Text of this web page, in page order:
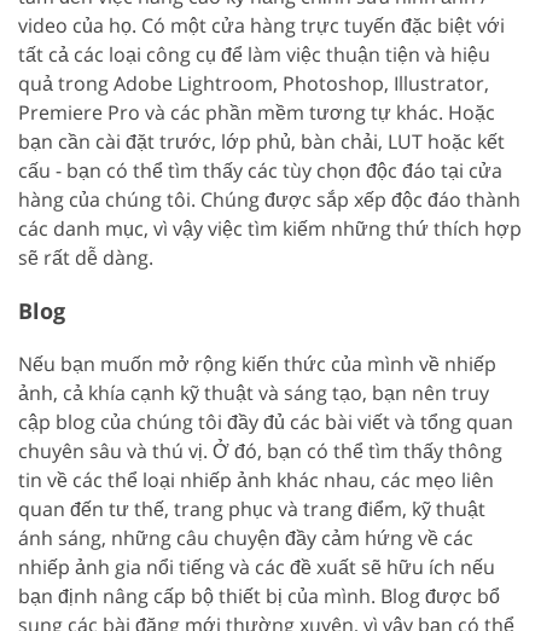
video của họ. Có một cửa hàng trực tuyến đặc biệt với
tất cả các loại công cụ để làm việc thuận tiện và hiệu
quả trong Adobe Lightroom, Photoshop, Illustrator,
Premiere Pro và các phần mềm tương tự khác. Hoặc
bạn cần cài đặt trước, lớp phủ, bàn chải, LUT hoặc kết
cấu - bạn có thể tìm thấy các tùy chọn độc đáo tại cửa
hàng của chúng tôi. Chúng được sắp xếp độc đáo thành
các danh mục, vì vậy việc tìm kiếm những thứ thích hợp
sẽ rất dễ dàng.
Blog
Nếu bạn muốn mở rộng kiến thức của mình về nhiếp
ảnh, cả khía cạnh kỹ thuật và sáng tạo, bạn nên truy
cập blog của chúng tôi đầy đủ các bài viết và tổng quan
chuyên sâu và thú vị. Ở đó, bạn có thể tìm thấy thông
tin về các thể loại nhiếp ảnh khác nhau, các mẹo liên
quan đến tư thế, trang phục và trang điểm, kỹ thuật
ánh sáng, những câu chuyện đầy cảm hứng về các
nhiếp ảnh gia nổi tiếng và các đề xuất sẽ hữu ích nếu
bạn định nâng cấp bộ thiết bị của mình. Blog được bổ
sung các bài đăng mới thường xuyên, vì vậy bạn có thể